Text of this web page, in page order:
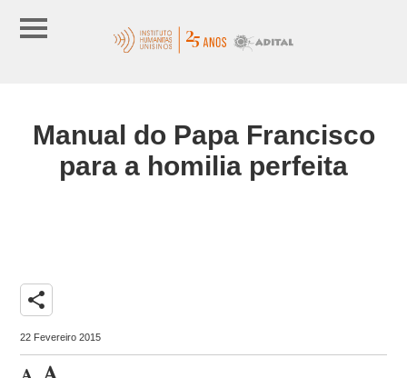
Manual do Papa Francisco
para a homilia perfeita
share
22 Fevereiro 2015